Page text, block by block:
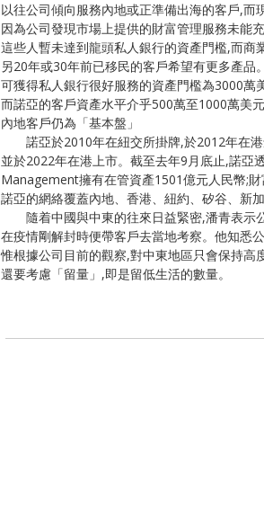
以往公司傾向服務內地或正準備出海的客戶,而
因為公司發現市場上提供的財富管理服務未能
這些人暫未達到龍頭私人銀行的資產門檻,而商
另20年或30年前已移民的客戶希望有更多產品
可獲得私人銀行很好服務的資產門檻為3000萬
而諾亞的客戶資產水平介乎500萬至1000萬美
內地客戶仍為「基本盤」
諾亞於2010年在紐交所掛牌,於2012年在
並於2022年在港上市。截至去年9月底止,諾亞
Management擁有在管資產1501億元人民幣;
諾亞的網絡覆蓋內地、香港、紐約、矽谷、新
隨着中國與中東的往來日益緊密,潘青表示
在疫情剛解封時便帶客戶去當地考察。他知悉
惟根據公司目前的觀察,對中東地區只會保持
還要考慮「留量」,即是留低生活的數量。